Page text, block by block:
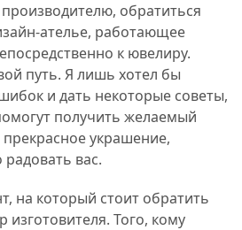
обратиться
ателье, работающее
к ювелиру.
путь. Я лишь хотел бы
и дать некоторые советы,
получить желаемый
прекрасное украшение,
радовать вас.
на который стоит обратить
Того, кому